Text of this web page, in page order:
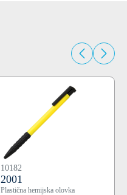
10182
2001
Plastična hemijska olovka